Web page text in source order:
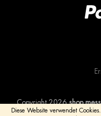
Diese Website verwendet Cookies.
Copyright 2026